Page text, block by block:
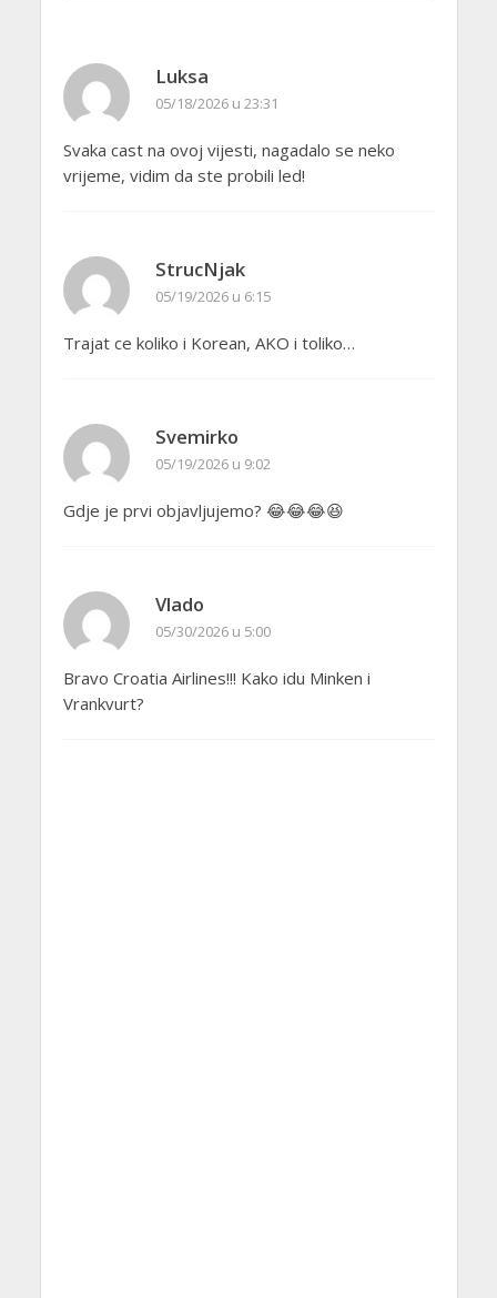
Luksa
05/18/2026 u 23:31
Svaka cast na ovoj vijesti, nagadalo se neko
vrijeme, vidim da ste probili led!
StrucNjak
05/19/2026 u 6:15
Trajat ce koliko i Korean, AKO i toliko…
Svemirko
05/19/2026 u 9:02
Gdje je prvi objavljujemo? 😂😂😂😆
Vlado
05/30/2026 u 5:00
Bravo Croatia Airlines!!! Kako idu Minken i
Vrankvurt?